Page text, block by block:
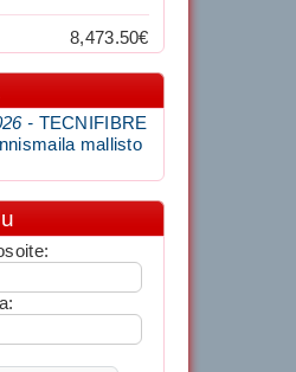
8,473.50€
- TECNIFIBRE
mallisto